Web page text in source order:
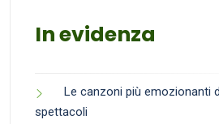
In evidenza
Le canzoni più emozionanti
spettacoli